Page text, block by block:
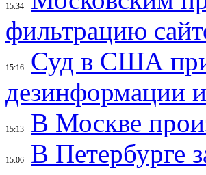
15:34
фильтрацию
15:16
Суд в США
дезинформации
15:13 В Москве
15:06
В Петербурге